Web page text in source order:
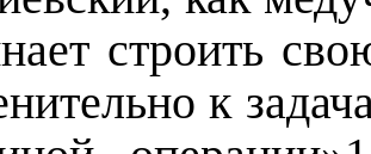
строить
к